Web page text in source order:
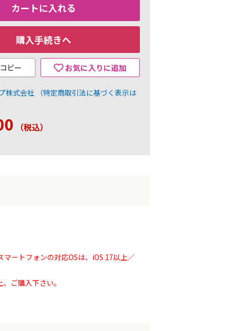
カートに入れる
購入手続きへ
お気に入りに追加
ピー
株式会社
（特定商取引法に基づく表示は
（税込）
ートフォンの対応OSは、iOS 17以上／
ご購入下さい。